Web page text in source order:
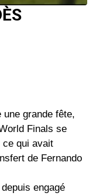
une grande fête,
Finals se
ce qui avait
de Fernando
engagé